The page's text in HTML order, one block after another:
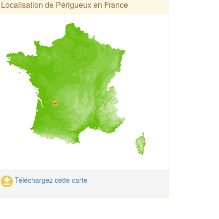
Localisation de Périgueux en France
Téléchargez cette carte